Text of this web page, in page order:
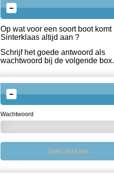
Op wat voor een soort boot komt
Sinterklaas altijd aan ?
Schrijf het goede antwoord als
wachtwoord bij de volgende box.
Wachtwoord
Open deze box